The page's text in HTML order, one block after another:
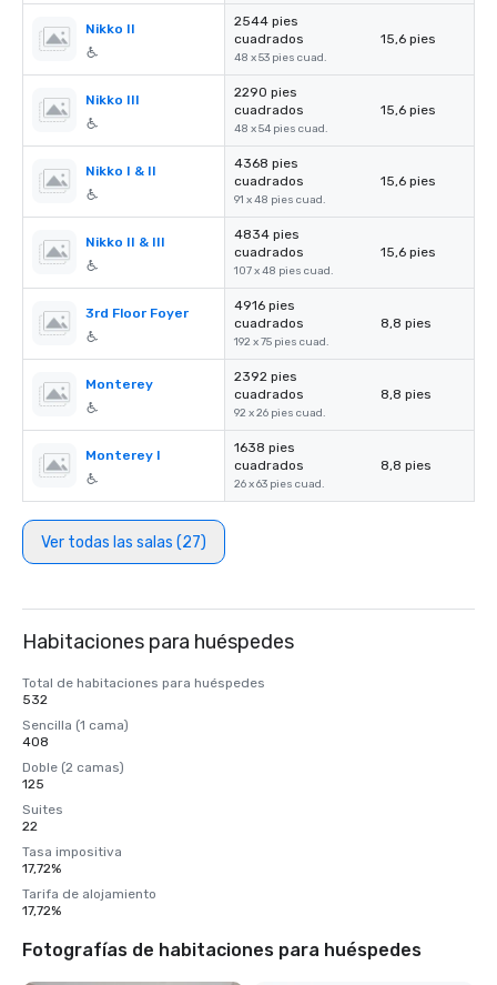
Nikko II
2544 pies
cuadrados
48 x 53 pies cuad.
15,6 pies
Nikko III
2290 pies
cuadrados
48 x 54 pies cuad.
15,6 pies
Nikko I & II
4368 pies
cuadrados
91 x 48 pies cuad.
15,6 pies
Nikko II & III
4834 pies
cuadrados
107 x 48 pies cuad.
15,6 pies
3rd Floor Foyer
4916 pies
cuadrados
192 x 75 pies cuad.
8,8 pies
Monterey
2392 pies
cuadrados
92 x 26 pies cuad.
8,8 pies
Monterey I
1638 pies
cuadrados
26 x 63 pies cuad.
8,8 pies
Ver todas las salas (27)
Habitaciones para huéspedes
Total de habitaciones para huéspedes
532
Sencilla (1 cama)
408
Doble (2 camas)
125
Suites
22
Tasa impositiva
17,72%
Tarifa de alojamiento
17,72%
Fotografías de habitaciones para huéspedes